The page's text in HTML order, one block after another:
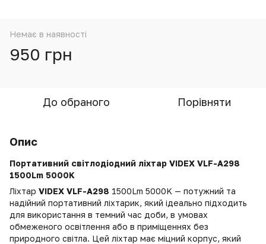
Немає в наявності
950 грн
До обраного Порівняти
Опис
Портативний світлодіодний ліхтар VIDEX VLF-A298
1500Lm 5000K
Ліхтар VIDEX VLF-A298 1500Lm 5000K — потужний та
надійний портативний ліхтарик, який ідеально підходить
для використання в темний час доби, в умовах
обмеженого освітлення або в приміщеннях без
природного світла. Цей ліхтар має міцний корпус, який